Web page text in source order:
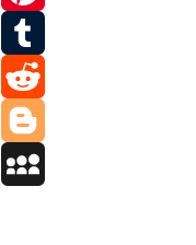
Pinterest
Tumblr
Reddit
Blogger